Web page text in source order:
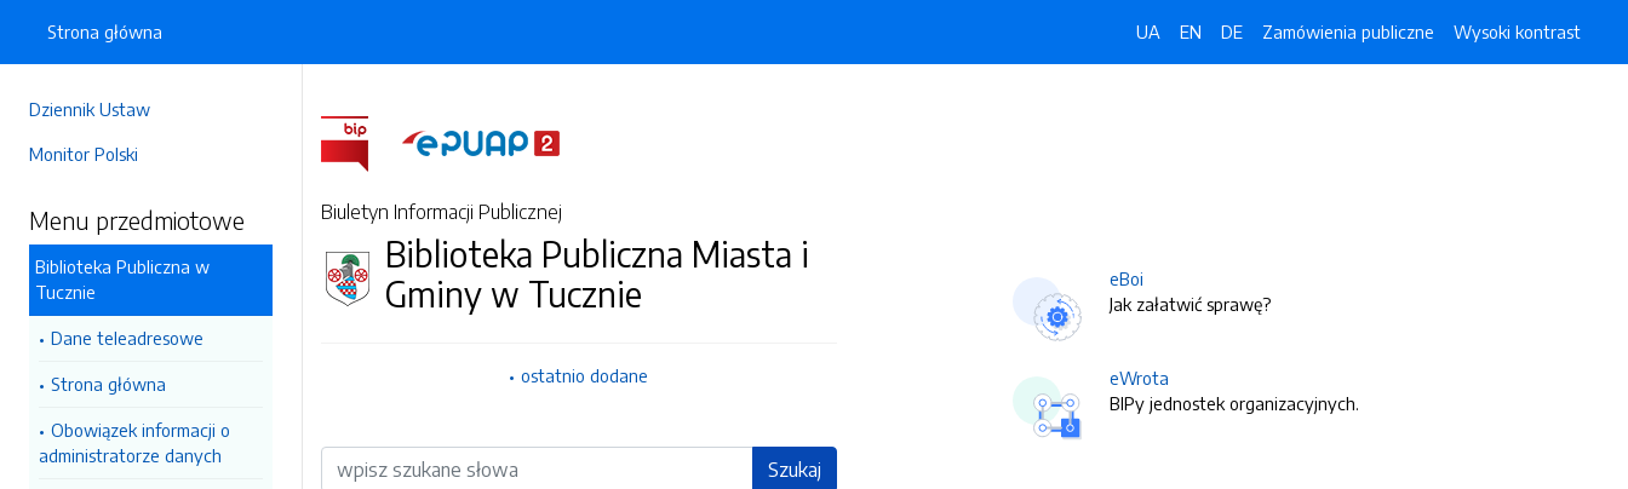
Dziennik Ustaw
Monitor Polski
Menu przedmiotowe
Biblioteka Publiczna w
Tucznie
Dane teleadresowe
Strona główna
Obowiązek informacji o
administratorze danych
Strona główna UA EN DE Zamówienia publiczne Wysoki kontrast
Biuletyn Informacji Publicznej
Biblioteka Publiczna Miasta i
Gminy w Tucznie
ostatnio dodane
Wyszukiwarka Szukaj
eBoi
Jak załatwić sprawę?
eWrota
BIPy jednostek organizacyjnych.